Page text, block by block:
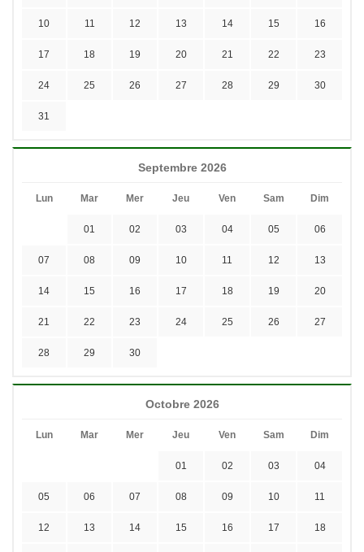
10 11 12 13 14 15 16
17 18 19 20 21 22 23
24 25 26 27 28 29 30
31
Septembre 2026
Lun Mar Mer Jeu Ven Sam Dim
01 02 03 04 05 06
07 08 09 10 11 12 13
14 15 16 17 18 19 20
21 22 23 24 25 26 27
28 29 30
Octobre 2026
Lun Mar Mer Jeu Ven Sam Dim
01 02 03 04
05 06 07 08 09 10 11
12 13 14 15 16 17 18